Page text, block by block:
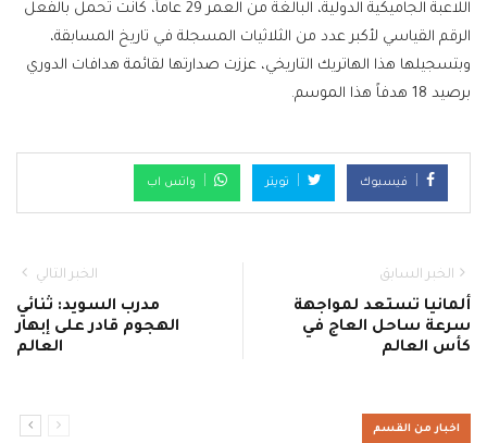
اللاعبة الجاميكية الدولية، البالغة من العمر 29 عاماً، كانت تحمل بالفعل
الرقم القياسي لأكبر عدد من الثلاثيات المسجلة في تاريخ المسابقة،
وبتسجيلها هذا الهاتريك التاريخي، عززت صدارتها لقائمة هدافات الدوري
برصيد 18 هدفاً هذا الموسم.
فيسبوك تويتر واتس اب
الخبر السابق
ألمانيا تستعد لمواجهة
سرعة ساحل العاج في
كأس العالم
الخبر التالي
مدرب السويد: ثنائي
الهجوم قادر على إبهار
العالم
اخبار من القسم